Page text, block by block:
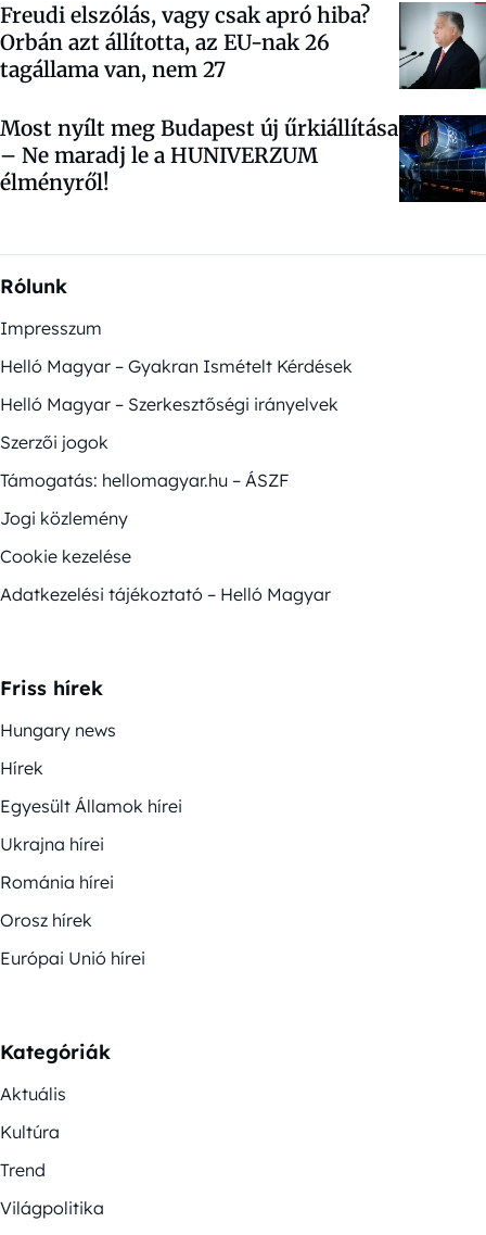
Freudi elszólás, vagy csak apró hiba?
Orbán azt állította, az EU-nak 26
tagállama van, nem 27
Most nyílt meg Budapest új űrkiállítása
– Ne maradj le a HUNIVERZUM
élményről!
Rólunk
Impresszum
Helló Magyar – Gyakran Ismételt Kérdések
Helló Magyar – Szerkesztőségi irányelvek
Szerzői jogok
Támogatás: hellomagyar.hu – ÁSZF
Jogi közlemény
Cookie kezelése
Adatkezelési tájékoztató – Helló Magyar
Friss hírek
Hungary news
Hírek
Egyesült Államok hírei
Ukrajna hírei
Románia hírei
Orosz hírek
Európai Unió hírei
Kategóriák
Aktuális
Kultúra
Trend
Világpolitika